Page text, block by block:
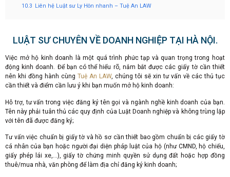
10.3
Liên hệ Luật sư Ly Hôn nhanh – Tuệ An LAW
LUẬT SƯ CHUYÊN VỀ DOANH NGHIỆP TẠI HÀ NỘI.
Việc mở hộ kinh doanh là một quá trình phức tạp và quan trọng trong hoạt
động kinh doanh. Để bạn có thể hiểu rõ, nắm bắt được các giấy tờ cần thiết
nên khi đồng hành cùng Tuệ An LAW, chúng tôi sẽ xin tư vấn về các thủ tục
cần thiết và điểm cần lưu ý khi bạn muốn mở hộ kinh doanh:
Hỗ trợ, tư vấn trong việc đăng ký tên gọi và ngành nghề kinh doanh của bạn.
Tên này phải tuân thủ các quy định của Luật Doanh nghiệp và không trùng lặp
với tên đã được đăng ký;
Tư vấn việc chuẩn bị giấy tờ và hồ sơ cần thiết bao gồm chuẩn bị các giấy tờ
cá nhân của bạn hoặc người đại diện pháp luật của hộ (như CMND, hộ chiếu,
giấy phép lái xe,…), giấy tờ chứng minh quyền sử dụng đất hoặc hợp đồng
thuê/mua nhà, văn phòng để làm địa chỉ đăng ký kinh doanh;